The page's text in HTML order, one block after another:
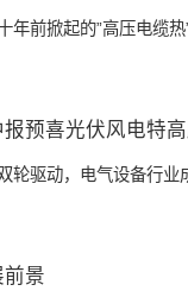
年前掀起的”高压电缆
预喜光伏风电特
轮驱动，电气设备行
前景